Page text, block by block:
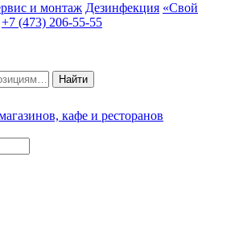
и монтаж Дезинфекция «Свой
+7 (473) 206-55-55
Найти